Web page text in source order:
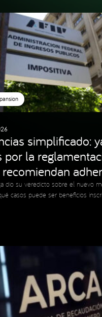
simplificado:
por la
dio su veredicto sobre el nuevo
casos puede ser beneficios